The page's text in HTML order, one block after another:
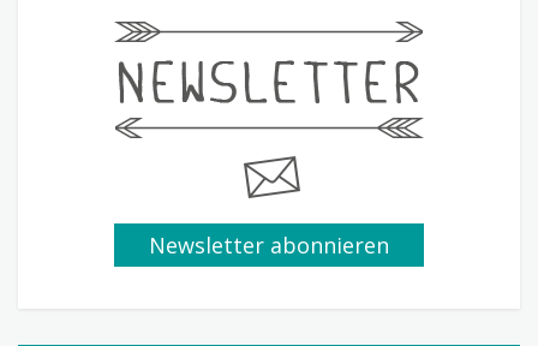
Newsletter abonnieren